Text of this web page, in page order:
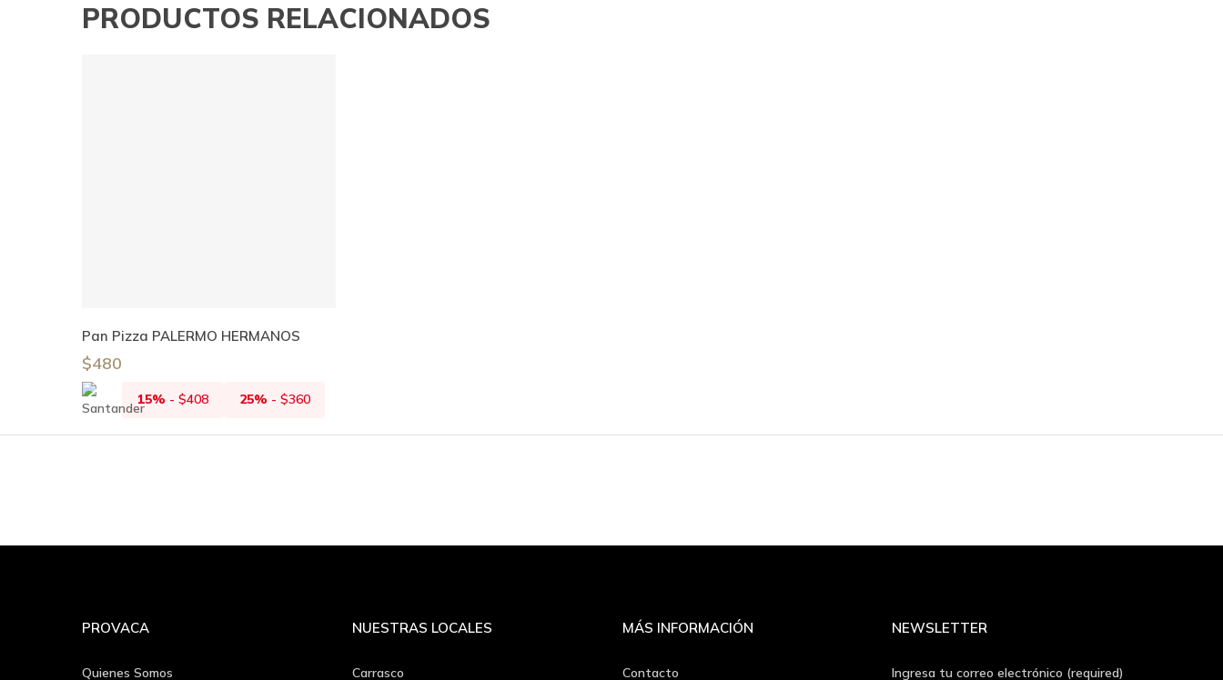
PRODUCTOS RELACIONADOS
Añadir Al Carrito
Pan Pizza PALERMO HERMANOS
$480
15% - $408 25% - $360
PROVACA
Quienes Somos
NUESTRAS LOCALES
Carrasco
MÁS INFORMACIÓN
Contacto
NEWSLETTER
Ingresa tu correo electrónico (required)